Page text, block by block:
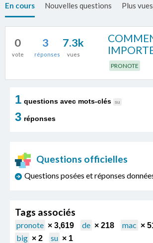
En cours Nouvelles questions Plus
0
vote
3
réponses
7.3k
vues
PRONOTE
1 questions avec mots-clés su
3 réponses
Questions officielles
Questions posées et réponses
Tags associés
pronote × 3,619 de × 218 mac ×
big × 2 su × 1